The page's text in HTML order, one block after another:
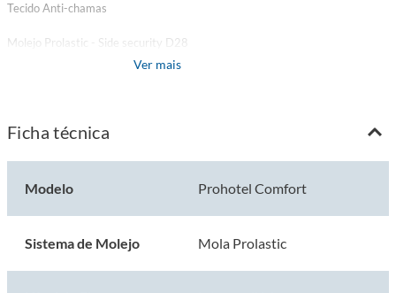
Tecido Anti-chamas
Molejo Prolastic - Side security D28
Altura: 52 cm
Comprimento: 198 cm
Ver mais
Ficha técnica
Modelo Prohotel Comfort
Sistema de Molejo Mola Prolastic